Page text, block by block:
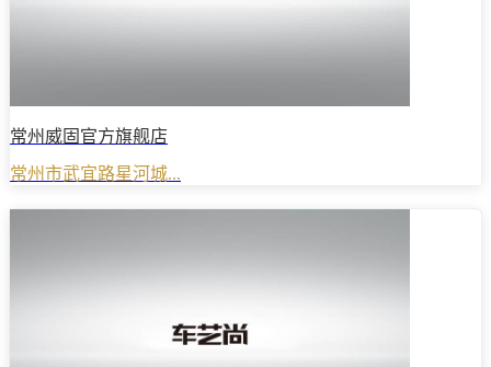
常州威固官方旗舰店
常州市武宜路星河城...